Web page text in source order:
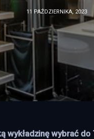
11 PAŹDZIERNIKA, 2023
wykładzinę wybrać